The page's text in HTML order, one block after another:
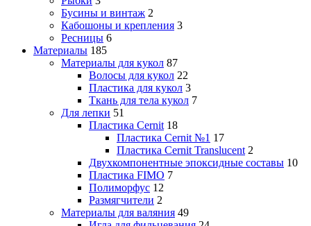
Бусины и винтаж 2
Кабошоны и крепления 3
Ресницы 6
Материалы 185
Материалы для кукол 87
Волосы для кукол 22
Пластика для кукол 3
Ткань для тела кукол 7
Для лепки 51
Пластика Cernit 18
Пластика Cernit №1 17
Пластика Cernit Translucent 2
Двухкомпонентные эпоксидные составы 10
Пластика FIMO 7
Полиморфус 12
Размягчители 2
Материалы для валяния 49